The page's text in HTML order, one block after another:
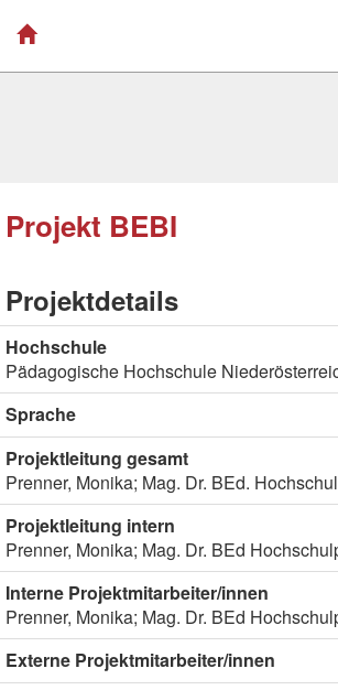
Projekt BEBI
Projektdetails
Hochschule
Pädagogische Hochschule
Sprache
Projektleitung gesamt
Prenner, Monika; Mag. Dr. BEd.
Projektleitung intern
Prenner, Monika; Mag. Dr. BEd
Interne Projektmitarbeiter/innen
Prenner, Monika; Mag. Dr. BEd
Externe Projektmitarbeiter/innen